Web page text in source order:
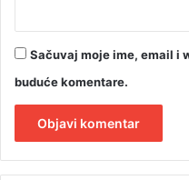
Sačuvaj moje ime, email i
buduće komentare.